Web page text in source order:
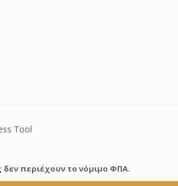
Tool
δεν περιέχουν το νόμιμο ΦΠΑ.